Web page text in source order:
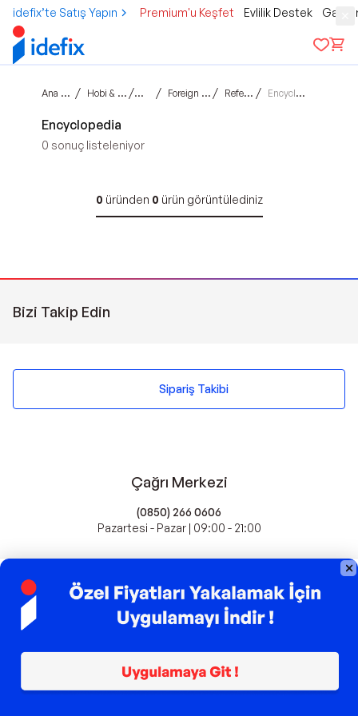
idefix’te Satış Yapın Premium'u Keşfet Evlilik Destek
Ana sayfa / Hobi & Kültür /Kitap
/ Foreign Books / Reference / Encyclopedia
Encyclopedia
0 sonuç listeleniyor
0 üründen 0 ürün görüntülediniz
Bizi Takip Edin
Popüler Markalar
Farmasi
Xiaomi
Lavazza
Fashcolle
Pro Plan
Sipariş Takibi
Çağrı Merkezi
(0850) 266 0606
Pazartesi - Pazar | 09:00 - 21:00